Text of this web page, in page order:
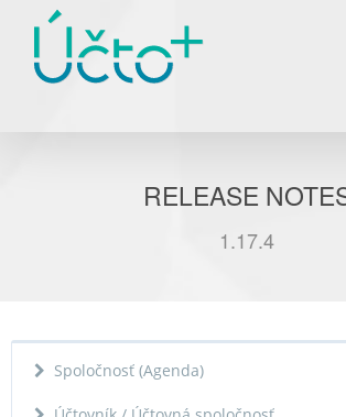
RELEASE
1.17.4
Spoločnosť (Agenda)